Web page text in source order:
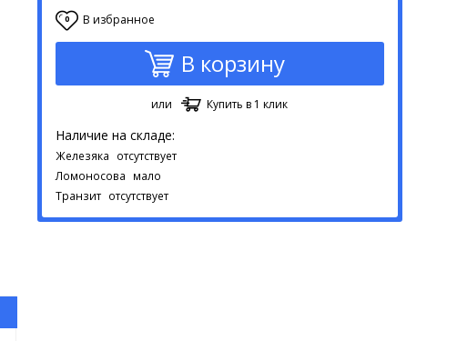
0 В избранное
В корзину
или Купить в 1 клик
Наличие на складе:
Железяка отсутствует
Ломоносова мало
Транзит отсутствует